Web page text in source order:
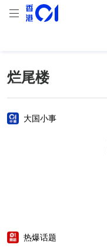
烂尾楼
大国小事
热爆话题